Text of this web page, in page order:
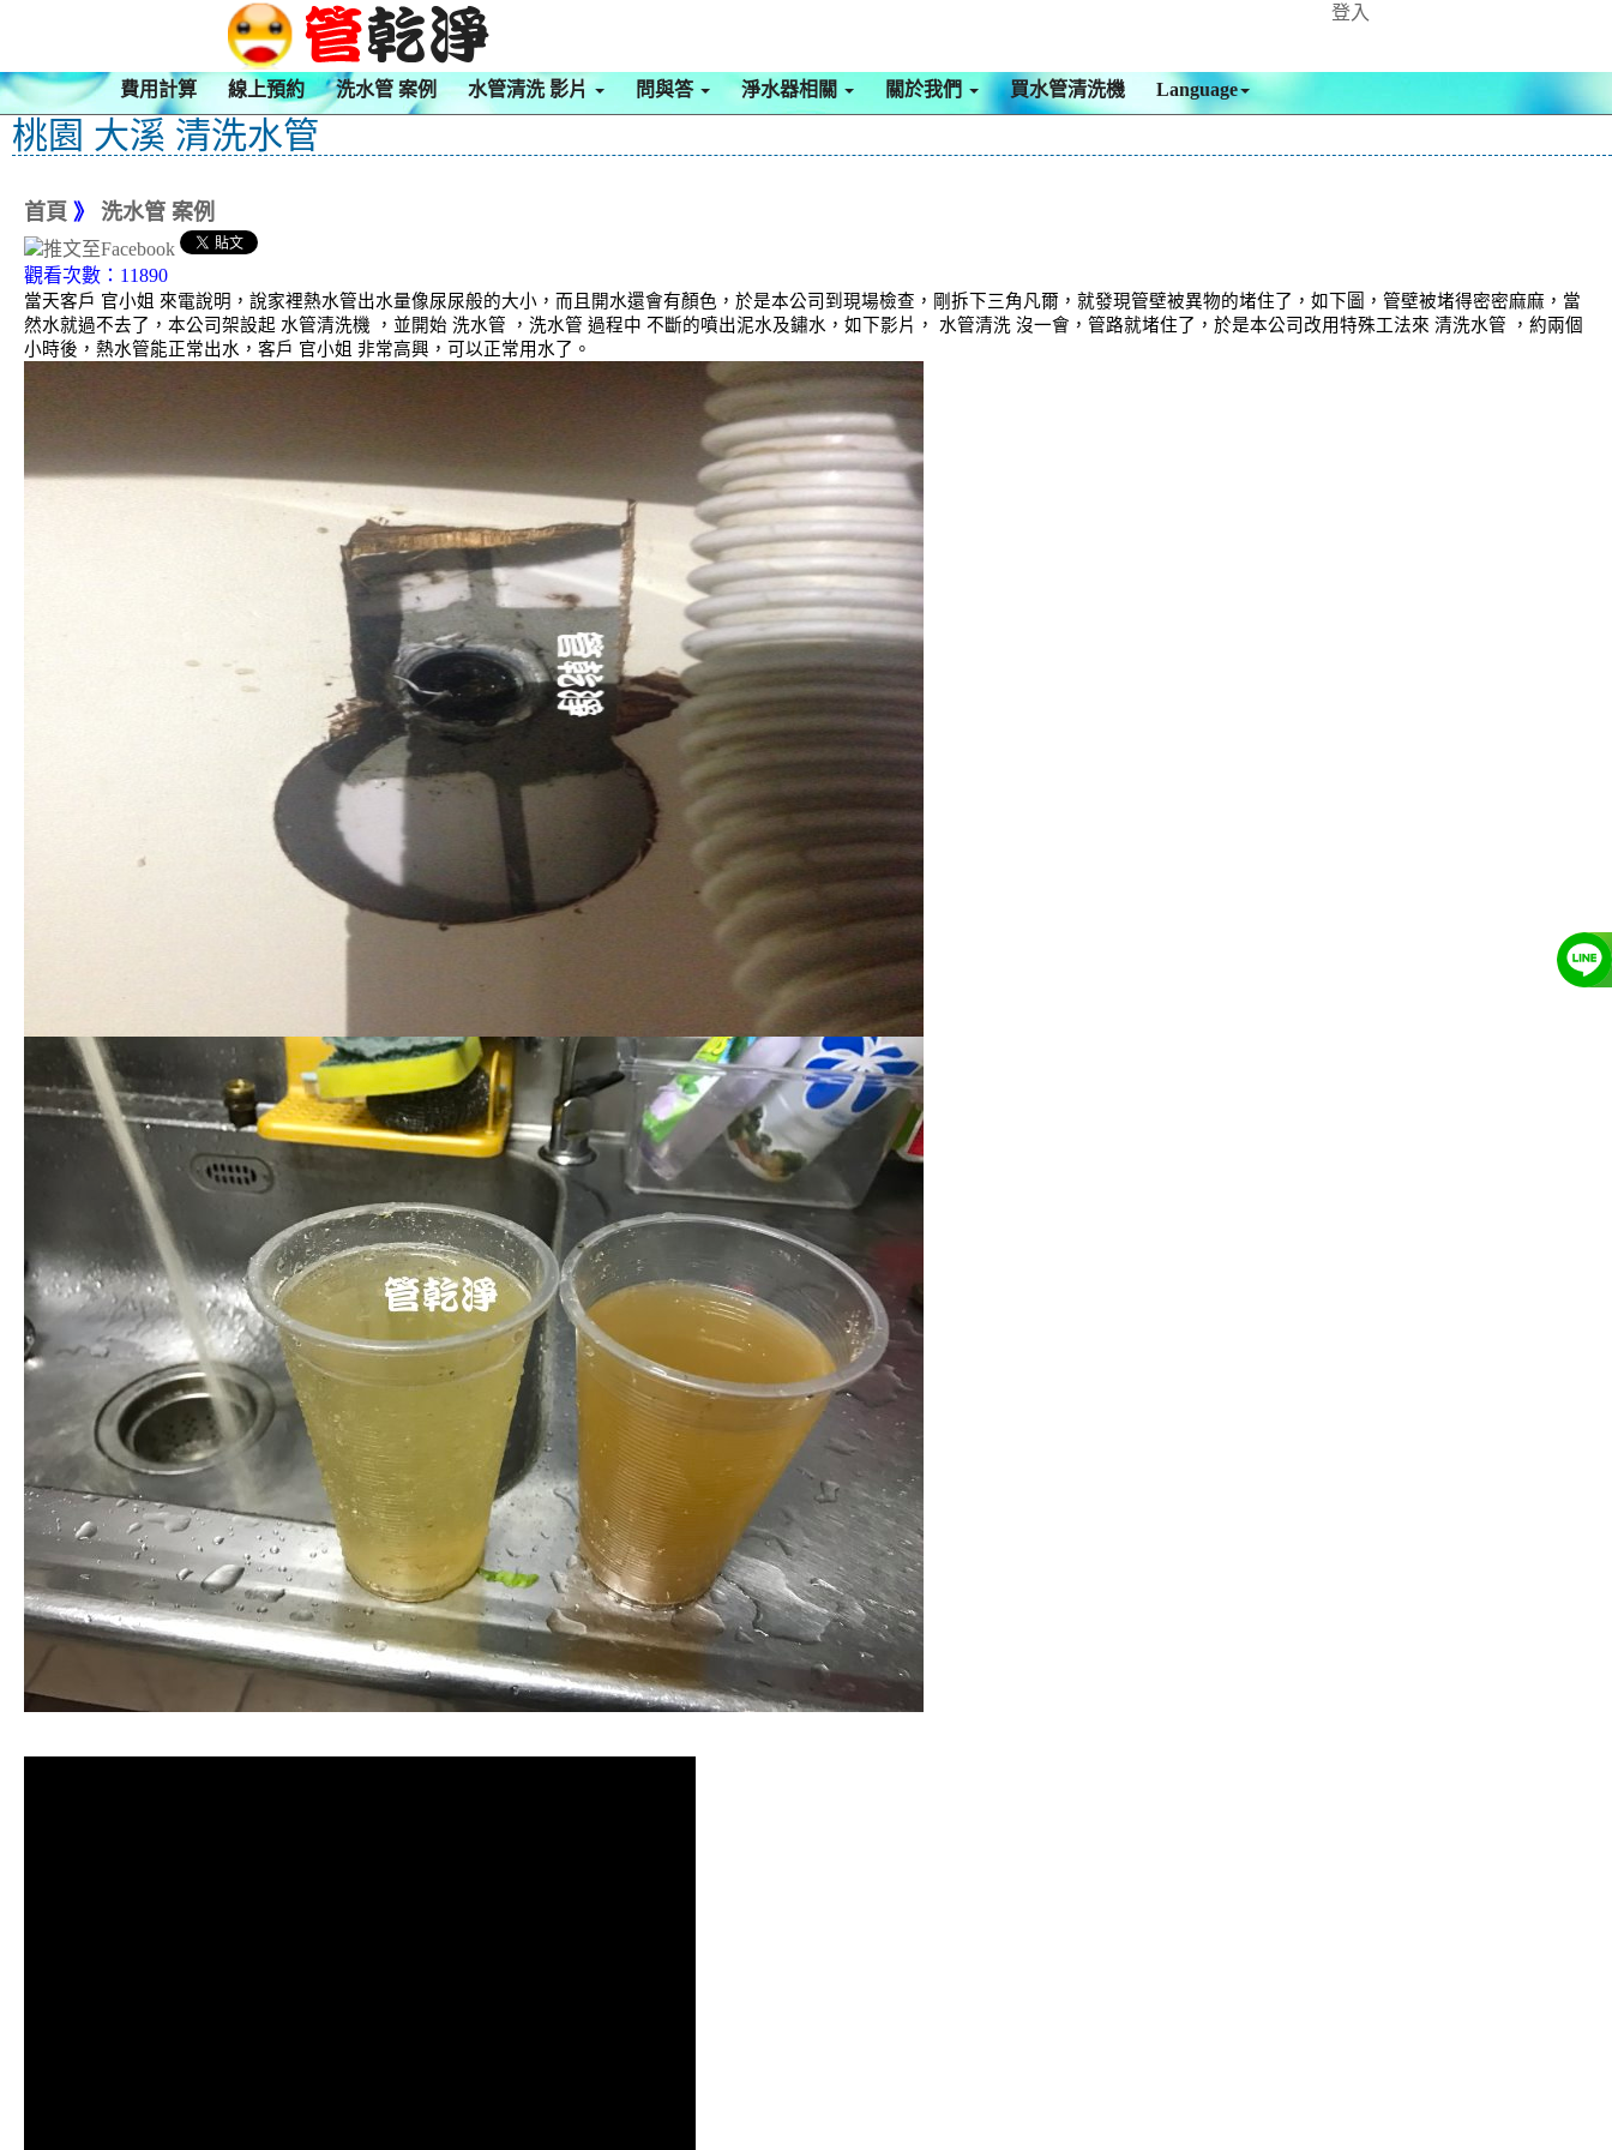
登入
費用計算 線上預約 洗水管 案例 水管清洗 影片 問與答 淨水器相關 關於我們 買水管清洗機 Language
桃園 大溪 清洗水管
首頁 》 洗水管 案例
觀看次數：11890
當天客戶 官小姐 來電說明，說家裡熱水管出水量像尿尿般的大小，而且開水還會有顏色，於是本公司到現場檢查，剛拆下三角凡爾，就發現管壁被異物的堵住了，如下圖，管壁被堵得密密麻麻，當
然水就過不去了，本公司架設起 水管清洗機 ，並開始 洗水管 ，洗水管 過程中 不斷的噴出泥水及鏽水，如下影片， 水管清洗 沒一會，管路就堵住了，於是本公司改用特殊工法來 清洗水管 ，約兩個
小時後，熱水管能正常出水，客戶 官小姐 非常高興，可以正常用水了。